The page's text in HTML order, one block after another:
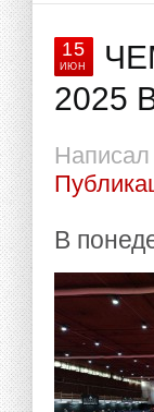
15
ИЮН
2025
Написал
В